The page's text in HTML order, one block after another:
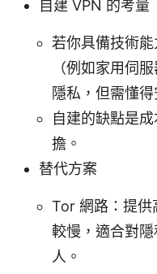
自建 VPN 的考量
若你具備技術
（例如家用伺
隱私，但需懂
自建的缺點是
擔。
替代方案
Tor 網路：提供
較慢，適合對
人。